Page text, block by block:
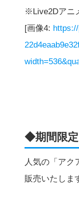
※Live2Dアニ
[画像4:
◆期間限
人気の「アク
販売いたしま